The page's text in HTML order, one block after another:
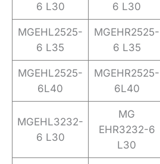
6 L30
6 L30
MGEHL2525-
6 L35
MGEHR2525-
6 L35
MGEHL2525-
6L40
MGEHR2525-
6L40
MGEHL3232-
6 L30
MG
EHR3232-6
L30